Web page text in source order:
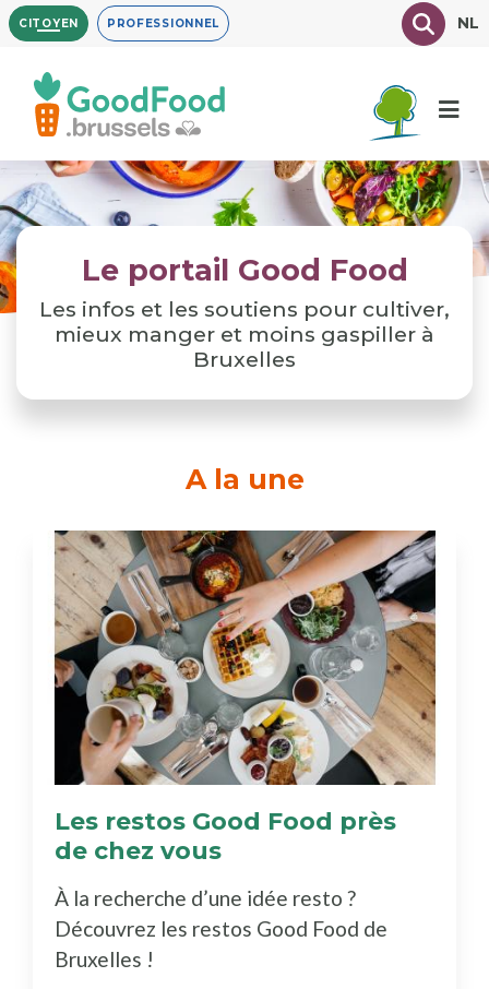
Aller
au
contenu
principal
CITOYEN PROFESSIONNEL TexteNL
Le portail Good Food
Les infos et les soutiens pour cultiver,
mieux manger et moins gaspiller à
Bruxelles
A la une
Les restos Good Food près
de chez vous
bottin)
À la recherche d’une idée resto ?
Découvrez les restos Good Food de
Bruxelles !